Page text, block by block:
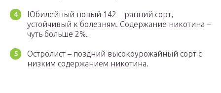
Юбилейный новый 142 – ранний сорт,
устойчивый к болезням. Содержание никотина –
чуть больше 2%.
Остролист – поздний высокоурожайный сорт с
низким содержанием никотина.